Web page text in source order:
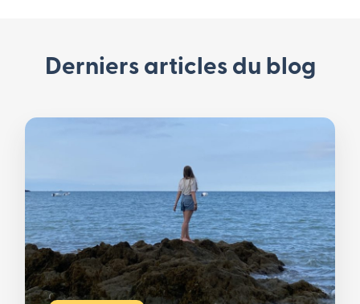
Derniers articles du blog